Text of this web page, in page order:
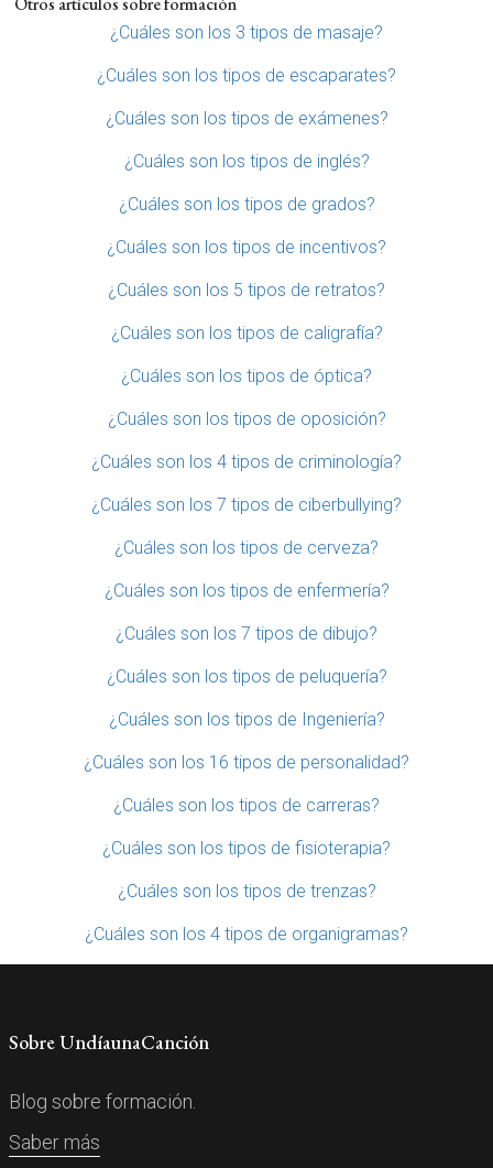
¿Cuáles son los 3 tipos de masaje?
¿Cuáles son los tipos de escaparates?
¿Cuáles son los tipos de exámenes?
¿Cuáles son los tipos de inglés?
¿Cuáles son los tipos de grados?
¿Cuáles son los tipos de incentivos?
¿Cuáles son los 5 tipos de retratos?
¿Cuáles son los tipos de caligrafía?
¿Cuáles son los tipos de óptica?
¿Cuáles son los tipos de oposición?
¿Cuáles son los 4 tipos de criminología?
¿Cuáles son los 7 tipos de ciberbullying?
¿Cuáles son los tipos de cerveza?
¿Cuáles son los tipos de enfermería?
¿Cuáles son los 7 tipos de dibujo?
¿Cuáles son los tipos de peluquería?
¿Cuáles son los tipos de Ingeniería?
¿Cuáles son los 16 tipos de personalidad?
¿Cuáles son los tipos de carreras?
¿Cuáles son los tipos de fisioterapia?
¿Cuáles son los tipos de trenzas?
¿Cuáles son los 4 tipos de organigramas?
Sobre UndíaunaCanción
Blog sobre formación.
Saber más